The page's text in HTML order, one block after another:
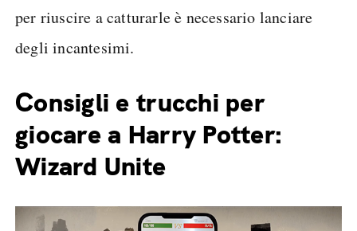
per riuscire a catturarle è necessario lanciare
degli incantesimi.
Consigli e trucchi per
giocare a Harry Potter:
Wizard Unite